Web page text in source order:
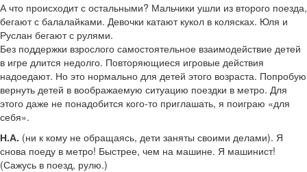
А что происходит с остальными? Мальчики ушли из второго поезда,
бегают с балалайками. Девочки катают кукол в колясках. Юля и
Руслан бегают с рулями.
Без поддержки взрослого самостоятельное взаимодействие детей
в игре длится недолго. Повторяющиеся игровые действия
надоедают. Но это нормально для детей этого возраста. Попробую
вернуть детей в воображаемую ситуацию поездки в метро. Для
этого даже не понадобится кого-то приглашать, я поиграю «для
себя».
Н.А. (ни к кому не обращаясь, дети заняты своими делами). Я
снова поеду в метро! Быстрее, чем на машине. Я машинист!
(Сажусь в поезд, рулю.)